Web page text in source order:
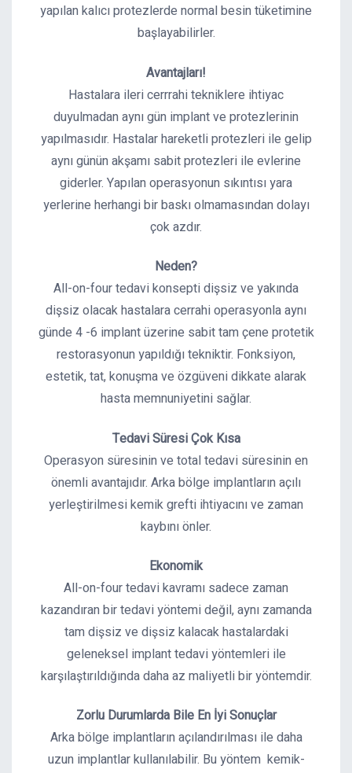
yapılan kalıcı protezlerde normal besin tüketimine
başlayabilirler.
Avantajları!
Hastalara ileri cerrrahi tekniklere ihtiyac
duyulmadan aynı gün implant ve protezlerinin
yapılmasıdır. Hastalar hareketli protezleri ile gelip
aynı günün akşamı sabit protezleri ile evlerine
giderler. Yapılan operasyonun sıkıntısı yara
yerlerine herhangi bir baskı olmamasından dolayı
çok azdır.
Neden?
All-on-four tedavi konsepti dişsiz ve yakında
dişsiz olacak hastalara cerrahi operasyonla aynı
günde 4 -6 implant üzerine sabit tam çene protetik
restorasyonun yapıldığı tekniktir. Fonksiyon,
estetik, tat, konuşma ve özgüveni dikkate alarak
hasta memnuniyetini sağlar.
Tedavi Süresi Çok Kısa
Operasyon süresinin ve total tedavi süresinin en
önemli avantajıdır. Arka bölge implantların açılı
yerleştirilmesi kemik grefti ihtiyacını ve zaman
kaybını önler.
Ekonomik
All-on-four tedavi kavramı sadece zaman
kazandıran bir tedavi yöntemi değil, aynı zamanda
tam dişsiz ve dişsiz kalacak hastalardaki
geleneksel implant tedavi yöntemleri ile
karşılaştırıldığında daha az maliyetli bir yöntemdir.
Zorlu Durumlarda Bile En İyi Sonuçlar
Arka bölge implantların açılandırılması ile daha
uzun implantlar kullanılabilir. Bu yöntem kemik-